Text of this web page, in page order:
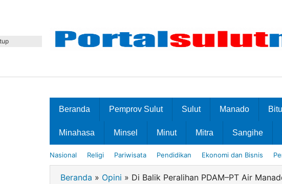
Beranda Pemprov Sulut Sulut Manado
Minahasa Minsel Minut Mitra Sangihe
Nasional Religi Pariwisata Pendidikan Ekonomi dan Bisnis
Beranda » Opini » Di Balik Peralihan PDAM–PT Air